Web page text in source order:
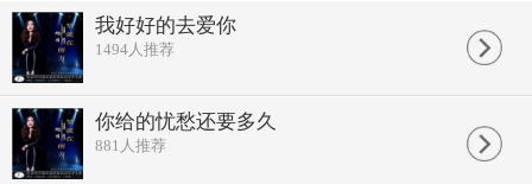
我好好的去爱你
1494人推荐
你给的忧愁还要多久
881 人推荐